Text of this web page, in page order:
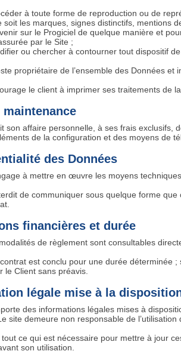
à toute forme de reproduction ou de
soit les marques, signes distinctifs, mentions
sur le Progiciel de quelque manière et
par le Site ;
ou chercher à contourner tout dispositif
propriétaire de l’ensemble des Données
le client à imprimer ses traitements de
son affaire personnelle, à ses frais exclusifs,
de la configuration et des moyens de
des Données
à mettre en œuvre les moyens
de communiquer sous quelque forme
financières et durée
de règlement sont consultables
est conclu pour une durée déterminée
le Client sans préavis.
légale mise à la
des informations légales mises à
site demeure non responsable de
ce qui est nécessaire pour mettre à jour
son utilisation.